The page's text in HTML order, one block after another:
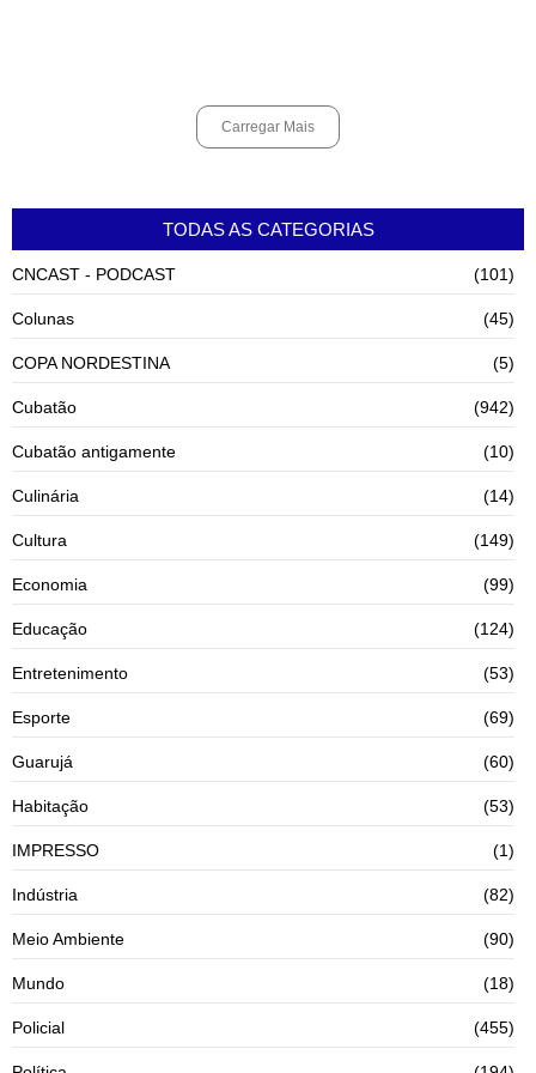
Carregar Mais
TODAS AS CATEGORIAS
CNCAST - PODCAST (101)
Colunas (45)
COPA NORDESTINA (5)
Cubatão (942)
Cubatão antigamente (10)
Culinária (14)
Cultura (149)
Economia (99)
Educação (124)
Entretenimento (53)
Esporte (69)
Guarujá (60)
Habitação (53)
IMPRESSO (1)
Indústria (82)
Meio Ambiente (90)
Mundo (18)
Policial (455)